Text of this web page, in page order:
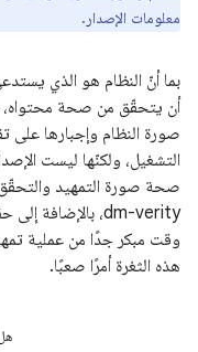
معلومات الإصدار.
بما أنّ النظام هو الذي
أن يتحقّق من صحة محتواه،
صورة النظام وإجبارها على
التشغيل، ولكنّها ليست
صحة صورة التمهيد
dm-verity، بالإضافة إلى حقيقة أنّه يتم استدعاء
وقت مبكر جدًا من عملية
هذه الثغرة أمرًا صعبًا.